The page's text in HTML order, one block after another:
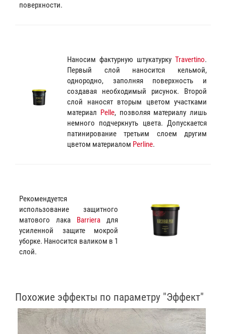
поверхности.
Наносим фактурную штукатурку Travertino.
Первый слой наносится кельмой,
однородно, заполняя поверхность и
создавая необходимый рисунок. Второй
слой наносят вторым цветом участками
материал Pelle, позволяя материалу лишь
немного подчеркнуть цвета. Допускается
патинирование третьим слоем другим
цветом материалом Perline.
Рекомендуется
использование защитного
матового лака Barriera для
усиленной защите мокрой
уборке. Наносится валиком в 1
слой.
Похожие эффекты по параметру "Эффект"